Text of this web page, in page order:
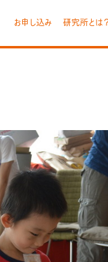
お申し込み 研究所とは